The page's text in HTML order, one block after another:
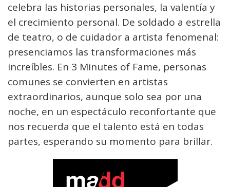
celebra las historias personales, la valentía y
el crecimiento personal. De soldado a estrella
de teatro, o de cuidador a artista fenomenal:
presenciamos las transformaciones más
increíbles. En 3 Minutes of Fame, personas
comunes se convierten en artistas
extraordinarios, aunque solo sea por una
noche, en un espectáculo reconfortante que
nos recuerda que el talento está en todas
partes, esperando su momento para brillar.